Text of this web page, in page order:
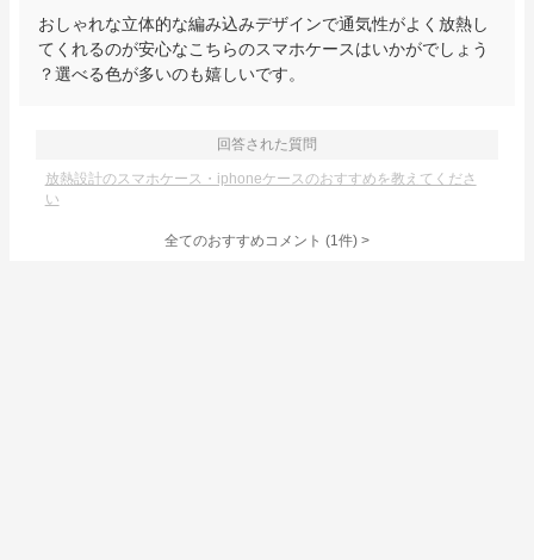
おしゃれな立体的な編み込みデザインで通気性がよく放熱し
てくれるのが安心なこちらのスマホケースはいかがでしょう
？選べる色が多いのも嬉しいです。
回答された質問
放熱設計のスマホケース・iphoneケースのおすすめを教えてくださ
い
全てのおすすめコメント (1件) >